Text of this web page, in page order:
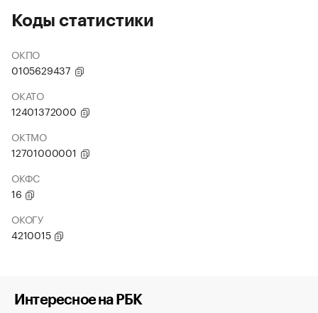
Коды статистики
ОКПО
0105629437
ОКАТО
12401372000
ОКТМО
12701000001
ОКФС
16
ОКОГУ
4210015
Интересное на РБК